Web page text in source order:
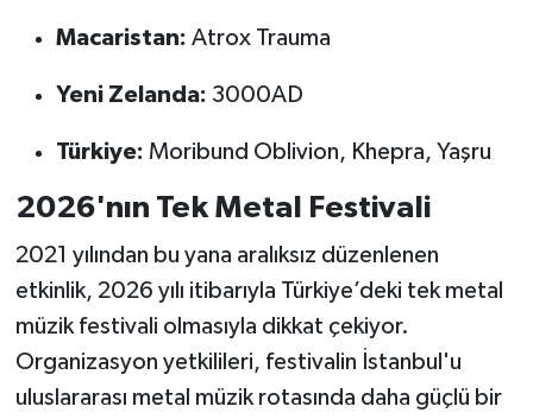
Macaristan: Atrox Trauma
Yeni Zelanda: 3000AD
Türkiye: Moribund Oblivion, Khepra, Yaşru
2026'nın Tek Metal Festivali
2021 yılından bu yana aralıksız düzenlenen
etkinlik, 2026 yılı itibarıyla Türkiye’deki tek metal
müzik festivali olmasıyla dikkat çekiyor.
Organizasyon yetkilileri, festivalin İstanbul'u
uluslararası metal müzik rotasında daha güçlü bir